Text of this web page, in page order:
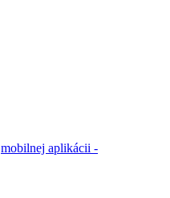
mobilnej aplikácii -